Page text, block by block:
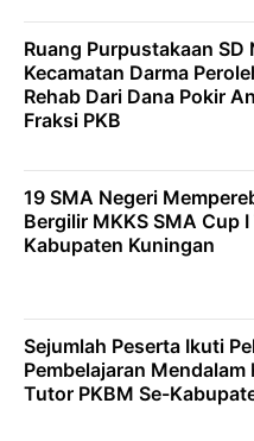
Ruang Purpustakaan SD
Kecamatan Darma
Rehab Dari Dana Pokir
Fraksi PKB
19 SMA Negeri
Bergilir MKKS SMA Cup
Kabupaten Kuningan
Sejumlah Peserta Ikuti
Pembelajaran Mendalam
Tutor PKBM Se-